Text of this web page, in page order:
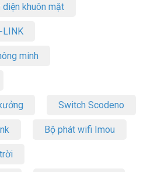
diện khuôn mặt
LINK
minh
Switch Scodeno
Bộ phát wifi Imou